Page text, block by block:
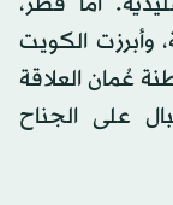
وأبرزت الكويت
سلطنة عُمان العلاقة
على الجناح